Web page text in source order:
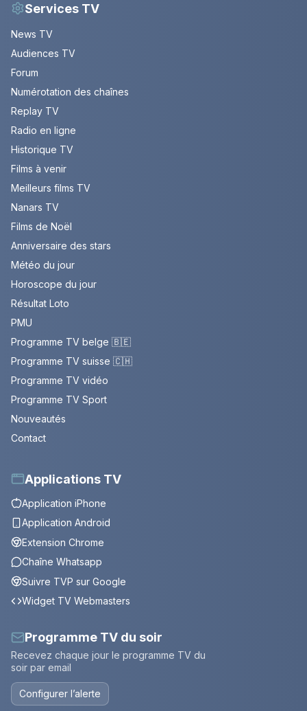
Services TV
News TV
Audiences TV
Forum
Numérotation des chaînes
Replay TV
Radio en ligne
Historique TV
Films à venir
Meilleurs films TV
Nanars TV
Films de Noël
Anniversaire des stars
Météo du jour
Horoscope du jour
Résultat Loto
PMU
Programme TV belge 🇧🇪
Programme TV suisse 🇨🇭
Programme TV vidéo
Programme TV Sport
Nouveautés
Contact
Applications TV
Application iPhone
Application Android
Extension Chrome
Chaîne Whatsapp
Suivre TVP sur Google
Widget TV Webmasters
Programme TV du soir
Recevez chaque jour le programme TV du
soir par email
Configurer l’alerte